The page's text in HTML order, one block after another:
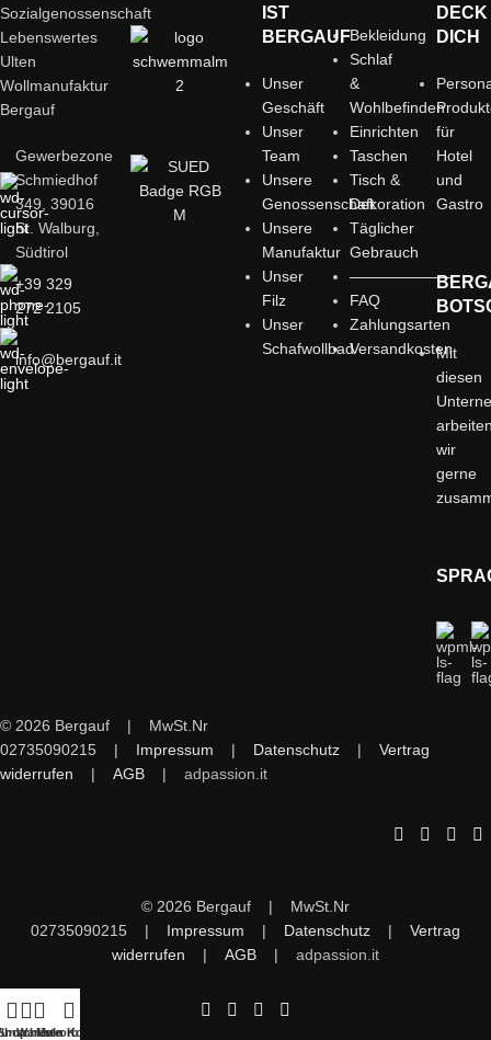
Sozialgenossenschaft
Lebenswertes
Ulten
Wollmanufaktur
Bergauf
Gewerbezone
Schmiedhof
349, 39016
St. Walburg,
Südtirol
+39 329
272 2105
info@bergauf.it
IST
BERGAUF
Unser
Geschäft
Unser
Team
Unsere
Genossenschaft
Unsere
Manufaktur
Unser
Filz
Unser
Schafwollbad
Bekleidung
Schlaf
&
Wohlbefinden
Einrichten
Taschen
Tisch &
Dekoration
Täglicher
Gebrauch
——————–
FAQ
Zahlungsarten
Versandkosten
DECK
DICH
für
Hotel
und
Gastro
Mit
diesen
wir
gerne
© 2026 Bergauf | MwSt.Nr
02735090215 | Impressum | Datenschutz | Vertrag
widerrufen | AGB | adpassion.it
© 2026 Bergauf | MwSt.Nr
02735090215 | Impressum | Datenschutz | Vertrag
widerrufen | AGB | adpassion.it
Warenkorb
Mein Konto